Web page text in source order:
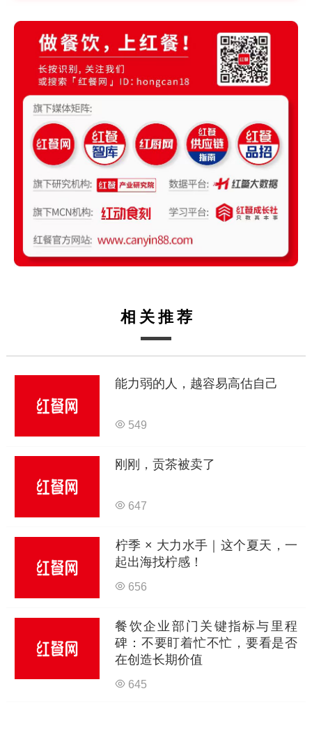
相关推荐
能力弱的人，越容易高估自己
549
刚刚，贡茶被卖了
647
柠季 × 大力水手｜这个夏天，一
起出海找柠感！
656
餐饮企业部门关键指标与里程
碑：不要盯着忙不忙，要看是否
在创造长期价值
645